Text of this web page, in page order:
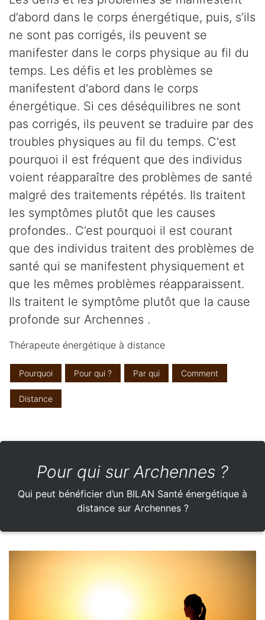
d’abord dans le corps énergétique, puis, s’ils
ne sont pas corrigés, ils peuvent se
manifester dans le corps physique au fil du
temps. Les défis et les problèmes se
manifestent d'abord dans le corps
énergétique. Si ces déséquilibres ne sont
pas corrigés, ils peuvent se traduire par des
troubles physiques au fil du temps. C'est
pourquoi il est fréquent que des individus
voient réapparaître des problèmes de santé
malgré des traitements répétés. Ils traitent
les symptômes plutôt que les causes
profondes.. C’est pourquoi il est courant
que des individus traitent des problèmes de
santé qui se manifestent physiquement et
que les mêmes problèmes réapparaissent.
Ils traitent le symptôme plutôt que la cause
profonde sur Archennes .
Thérapeute énergétique à distance
Pourquoi Pour qui ? Par qui Comment
Distance
Pour qui sur Archennes ?
Qui peut bénéficier d’un BILAN Santé énergétique à
distance sur Archennes ?